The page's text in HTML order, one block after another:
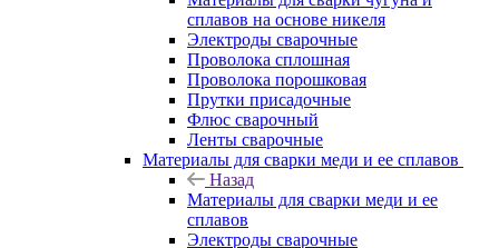
сплавов на основе никеля
Электроды сварочные
Проволока сплошная
Проволока порошковая
Прутки присадочные
Флюс сварочный
Ленты сварочные
Материалы для сварки меди и ее сплавов
Назад
Материалы для сварки меди и ее
сплавов
Электроды сварочные